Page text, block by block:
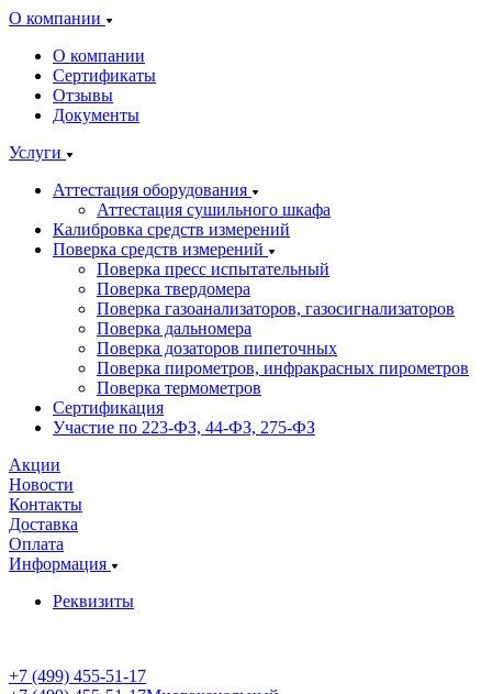
О компании
О компании
Сертификаты
Отзывы
Документы
Услуги
Аттестация оборудования
Аттестация сушильного шкафа
Калибровка средств измерений
Поверка средств измерений
Поверка пресс испытательный
Поверка твердомера
Поверка газоанализаторов, газосигнализаторов
Поверка дальномера
Поверка дозаторов пипеточных
Поверка пирометров, инфракрасных пирометров
Поверка термометров
Сертификация
Участие по 223-ФЗ, 44-ФЗ, 275-ФЗ
Акции
Новости
Контакты
Доставка
Оплата
Информация
Реквизиты
+7 (499) 455-51-17